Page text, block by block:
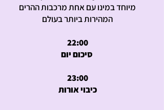
מיוחד במינו עם אחת מרכבות ההרים
המהירות ביותר בעולם
22:00
23:00
כיבוי אורות